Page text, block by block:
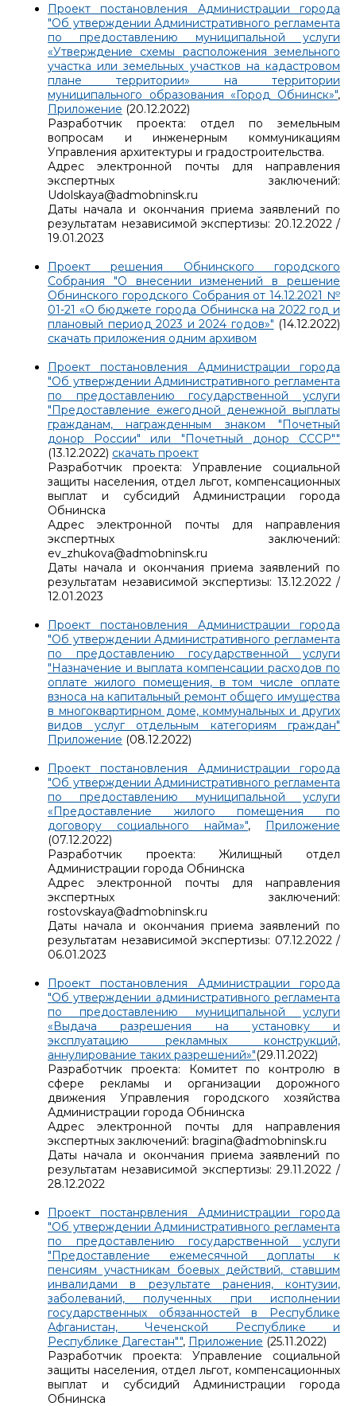
Проект постановления Администрации города
"Об утверждении Административного регламента
по предоставлению муниципальной услуги
«Утверждение схемы расположения земельного
участка или земельных участков на кадастровом
плане территории» на территории
муниципального образования «Город Обнинск»",
Приложение (20.12.2022)
Разработчик проекта: отдел по земельным
вопросам и инженерным коммуникациям
Управления архитектуры и градостроительства.
Адрес электронной почты для направления
экспертных заключений:
Udolskaya@admobninsk.ru
Даты начала и окончания приема заявлений по
результатам независимой экспертизы: 20.12.2022 /
19.01.2023
Проект решения Обнинского городского
Собрания "О внесении изменений в решение
Обнинского городского Собрания от 14.12.2021 №
01-21 «О бюджете города Обнинска на 2022 год и
плановый период 2023 и 2024 годов»" (14.12.2022)
скачать приложения одним архивом
Проект постановления Администрации города
"Об утверждении Административного регламента
по предоставлению государственной услуги
"Предоставление ежегодной денежной выплаты
гражданам, награжденным знаком "Почетный
донор России" или "Почетный донор СССР""
(13.12.2022) скачать проект
Разработчик проекта: Управление социальной
защиты населения, отдел льгот, компенсационных
выплат и субсидий Администрации города
Обнинска
Адрес электронной почты для направления
экспертных заключений:
ev_zhukova@admobninsk.ru
Даты начала и окончания приема заявлений по
результатам независимой экспертизы: 13.12.2022 /
12.01.2023
Проект постановления Администрации города
"Об утверждении Административного регламента
по предоставлению государственной услуги
"Назначение и выплата компенсации расходов по
оплате жилого помещения, в том числе оплате
взноса на капитальный ремонт общего имущества
в многоквартирном доме, коммунальных и других
видов услуг отдельным категориям граждан"
Приложение (08.12.2022)
Проект постановления Администрации города
"Об утверждении Административного регламента
по предоставлению муниципальной услуги
«Предоставление жилого помещения по
договору социального найма»", Приложение
(07.12.2022)
Разработчик проекта: Жилищный отдел
Администрации города Обнинска
Адрес электронной почты для направления
экспертных заключений:
rostovskaya@admobninsk.ru
Даты начала и окончания приема заявлений по
результатам независимой экспертизы: 07.12.2022 /
06.01.2023
Проект постановления Администрации города
"Об утверждении административного регламента
по предоставлению муниципальной услуги
«Выдача разрешения на установку и
эксплуатацию рекламных конструкций,
аннулирование таких разрешений»"(29.11.2022)
Разработчик проекта: Комитет по контролю в
сфере рекламы и организации дорожного
движения Управления городского хозяйства
Администрации города Обнинска
Адрес электронной почты для направления
экспертных заключений: bragina@admobninsk.ru
Даты начала и окончания приема заявлений по
результатам независимой экспертизы: 29.11.2022 /
28.12.2022
Проект постанрвления Администрации города
"Об утверждении Административного регламента
по предоставлению государственной услуги
"Предоставление ежемесячной доплаты к
пенсиям участникам боевых действий, ставшим
инвалидами в результате ранения, контузии,
заболеваний, полученных при исполнении
государственных обязанностей в Республике
Афганистан, Чеченской Республике и
Республике Дагестан"", Приложение (25.11.2022)
Разработчик проекта: Управление социальной
защиты населения, отдел льгот, компенсационных
выплат и субсидий Администрации города
Обнинска